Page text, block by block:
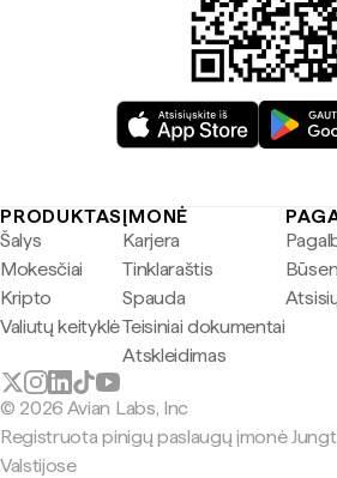
PRODUKTAS
Šalys
Mokesčiai
Kripto
Valiutų keityklė
ĮMONĖ
Karjera
Tinklaraštis
Spauda
Teisiniai dokumentai
Atskleidimas
© 2026 Avian Labs, Inc
Registruota pinigų paslaugų įmonė
Valstijose